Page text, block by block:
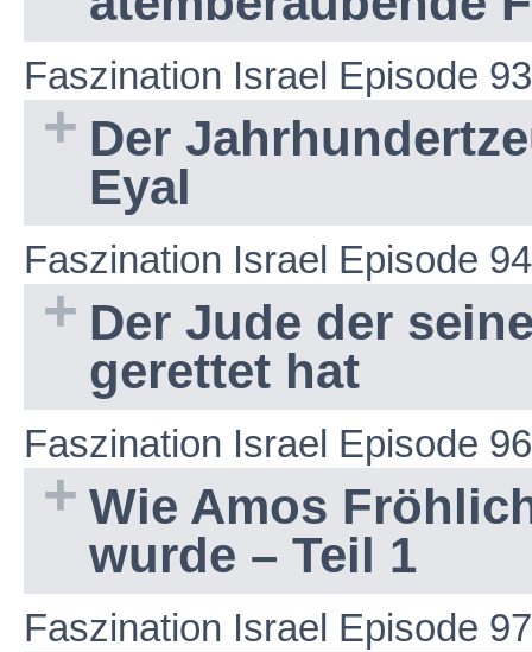
Faszination Israel Episode 93
Der
Eyal
Faszination Israel Episode 94
Der Jude der
gerettet hat
Faszination Israel Episode 96
Wie Amos
wurde – Teil 1
Faszination Israel Episode 97